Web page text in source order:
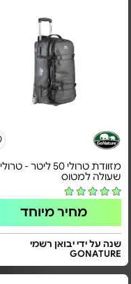
מזוודת טרולי 50 ליטר - טרולי
שעולה למטוס
מחיר מיוחד
שנה על ידי יבואן רשמי
GONATURE